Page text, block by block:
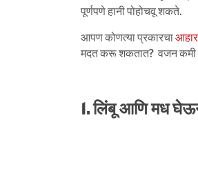
पूर्णपणे हानी पोहोचवू शकते.
आपण कोणत्या प्रकारचा
मदत करू शकतात? वजन कमी
1. लिंबू आणि मध